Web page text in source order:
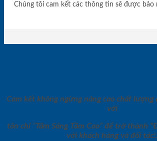
Chúng tôi cam kết các thông tin sẽ được bảo
Cam kết không ngừng nâng cao chất lượng
với
tôn chỉ “Tâm Sáng Tầm Cao” để trở thành
với khách hàng và đối tác!.